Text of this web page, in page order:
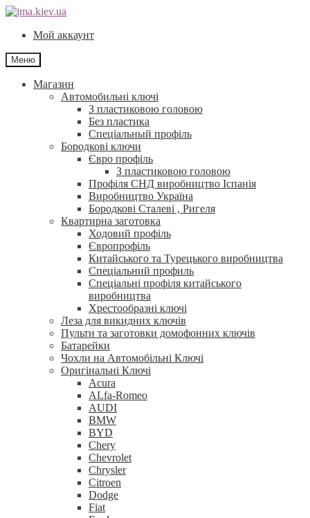
Перейти
навігації
Перейти
контентуМой аккаунт
Меню
Магазин
Автомобильні ключі
З пластиковою головою
Без пластика
Спеціальный профіль
Бородкові ключи
Євро профіль
З пластиковою головою
Профіля СНД виробництво Іспанія
Виробництво Україна
Бородкові Сталеві , Ригеля
Квартирна заготовка
Ходовий профіль
Європрофіль
Китайського та Турецького виробництва
Спеціальний профиль
Спеціальні профіля китайського
виробництва
Хрестообразні ключі
Леза для викидних ключів
Пульти та заготовки домофонних ключів
Батарейки
Чохли на Автомобільні Ключі
Оригінальні Ключі
Acura
ALfa-Romeo
AUDI
BMW
BYD
Chery
Chevrolet
Chrysler
Citroen
Dodge
Fiat